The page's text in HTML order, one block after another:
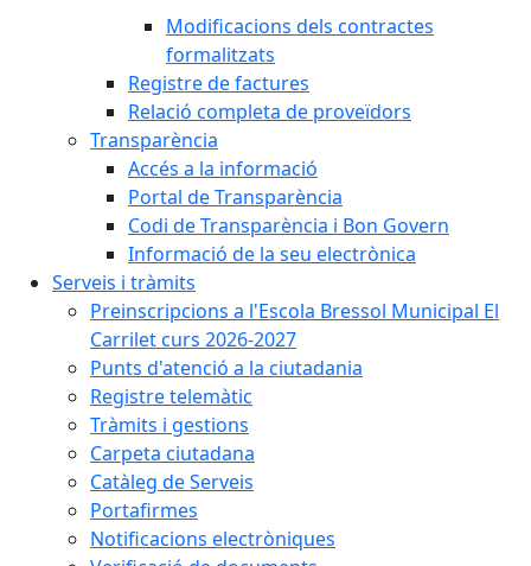
Modificacions dels contractes
formalitzats
Registre de factures
Relació completa de proveïdors
Transparència
Accés a la informació
Portal de Transparència
Codi de Transparència i Bon Govern
Informació de la seu electrònica
Serveis i tràmits
Preinscripcions a l'Escola Bressol Municipal El
Carrilet curs 2026-2027
Punts d'atenció a la ciutadania
Registre telemàtic
Tràmits i gestions
Carpeta ciutadana
Catàleg de Serveis
Portafirmes
Notificacions electròniques